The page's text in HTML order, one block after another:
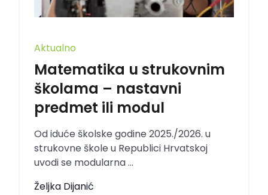
Aktualno
Matematika u strukovnim
školama – nastavni
predmet ili modul
Od iduće školske godine 2025./2026. u
strukovne škole u Republici Hrvatskoj
uvodi se modularna ...
Željka Dijanić